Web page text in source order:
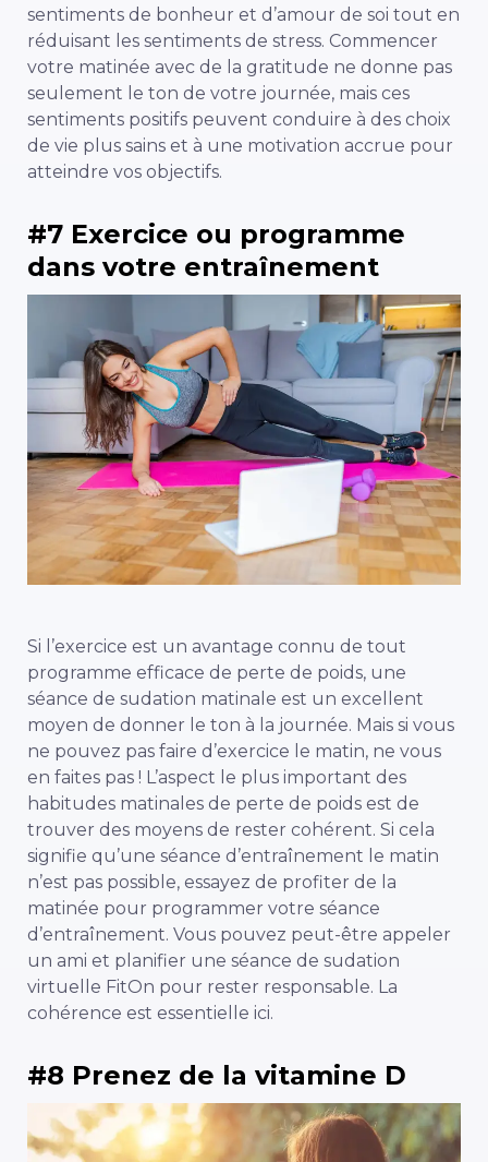
sentiments de bonheur et d’amour de soi tout en
réduisant les sentiments de stress. Commencer
votre matinée avec de la gratitude ne donne pas
seulement le ton de votre journée, mais ces
sentiments positifs peuvent conduire à des choix
de vie plus sains et à une motivation accrue pour
atteindre vos objectifs.
#7 Exercice ou programme
dans votre entraînement
Si l’exercice est un avantage connu de tout
programme efficace de perte de poids, une
séance de sudation matinale est un excellent
moyen de donner le ton à la journée. Mais si vous
ne pouvez pas faire d’exercice le matin, ne vous
en faites pas ! L’aspect le plus important des
habitudes matinales de perte de poids est de
trouver des moyens de rester cohérent. Si cela
signifie qu’une séance d’entraînement le matin
n’est pas possible, essayez de profiter de la
matinée pour programmer votre séance
d’entraînement. Vous pouvez peut-être appeler
un ami et planifier une séance de sudation
virtuelle FitOn pour rester responsable. La
cohérence est essentielle ici.
#8 Prenez de la vitamine D